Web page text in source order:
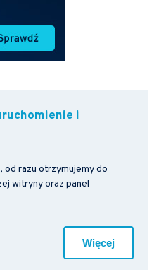
i
od razu otrzymujemy do
witryny oraz panel
Więcej